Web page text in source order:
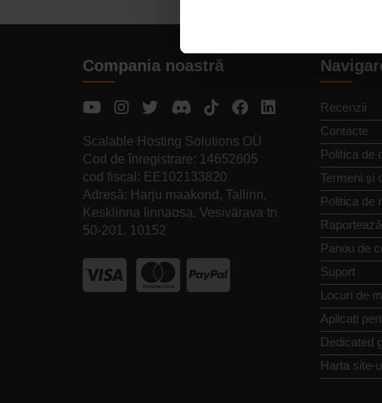
Compania noastră
Scalable Hosting Solutions OÜ
Cod de înregistrare: 14652605
cod fiscal: EE102133820
Adresă: Harju maakond, Tallinn,
Kesklinna linnaosa, Vesivärava tn
50-201, 10152
Recenzii
Contacte
Politica de
Termeni și
Politica de
Panou de
Suport
Locuri de
Aplicați
Dedicated
Harta site-